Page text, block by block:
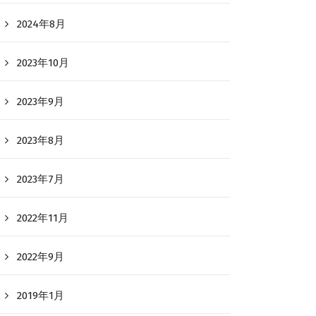
2024年8月
2023年10月
2023年9月
2023年8月
2023年7月
2022年11月
2022年9月
2019年1月